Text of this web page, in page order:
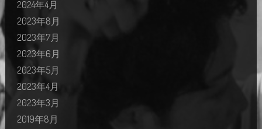
2024年4月
2023年8月
2023年7月
2023年6月
2023年5月
2023年4月
2023年3月
2019年8月